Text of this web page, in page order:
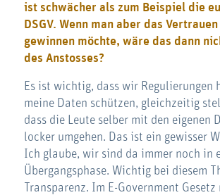
ist schwächer als zum Beispiel die
DSGV. Wenn man aber das
gewinnen möchte, wäre das dann
des Anstosses?
Es ist wichtig, dass wir Regulierungen
meine Daten schützen, gleichzeitig
dass die Leute selber mit den eigenen
locker umgehen. Das ist ein gewisser
Ich glaube, wir sind da immer noch in
Übergangsphase. Wichtig bei diesem
Transparenz. Im E-Government Gesetz